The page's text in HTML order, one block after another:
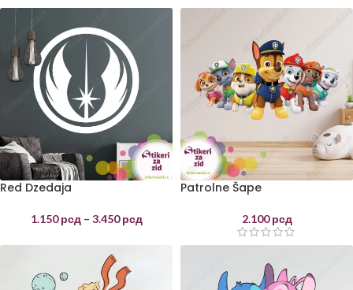
Red Dzedaja
1.150рсд – 3.450рсд
Patrolne Šape
2.100рсд